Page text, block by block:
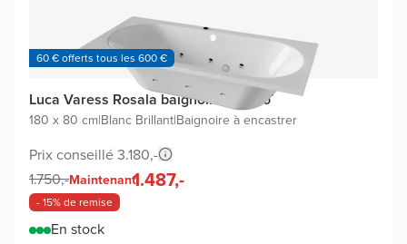
60 € offerts tous les 600 €
Luca Varess Rosala baignoire balnéo
180 x 80 cm|Blanc Brillant|Baignoire à encastrer
Prix conseillé 3.180,-
1.750,-Maintenant1.487,-
- 15% de remise
En stock